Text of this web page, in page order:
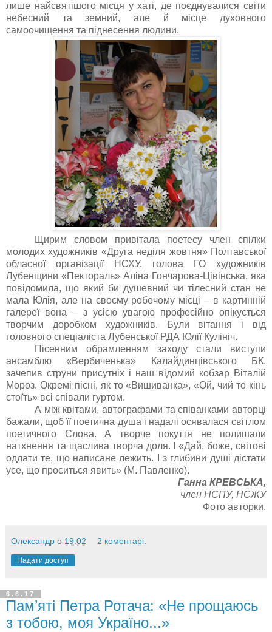
лише найсвятішого місця у хаті, де поєднувалися світи
небесний та земний, але й місце духовного
самоочищення та піднесення людини.
Щирим словом привітала поетесу член спілки
молодих художників «Друга неділя жовтня» Полтавської
обласної організації НСХУ, голова ГО художників
Лубенщини «Пектораль» Аліна Гончарова-Цівінська, яка
повідомила, що який би душевний чи тілесний стан не
мала Юлія, але на своєму робочому місці – в картинній
галереї вона – з усією увагою професійно опікується
творчим доробком художників. Були вітання і від
головного спеціаліста Лубенської РДА Юлії Кулініч.
Пісенним обрамленням заходу стали виступи
ансамблю «Вербиченька» Калайдинцівського БК,
зачепив струни присутніх і наш відомий кобзар Віталій
Мороз. Окремі пісні, як то «Вишиванка», «Ой, чий то кінь
стоїть» всі співали гуртом.
А між квітами, автографами та співанками авторці
бажали, щоб її поетична душа і надалі осявалася світлом
поетичного Слова. А творче покуття не полишали
натхнення та щаслива творча доля. І «Дай, боже, світові
оддати те, що написане лежить. І з глибини душі дістати
усе, що проситься явить» (М. Павленко).
Ганна КРЕВСЬКА,
член НСПУ, НСЖУ
Фото авторки.
Олександр о 19:02 2 коментарі:
Надати доступ
6.6.17
Пам’яті Петра Ротача: «Не прощаюсь
з тобою, моя Україно...»